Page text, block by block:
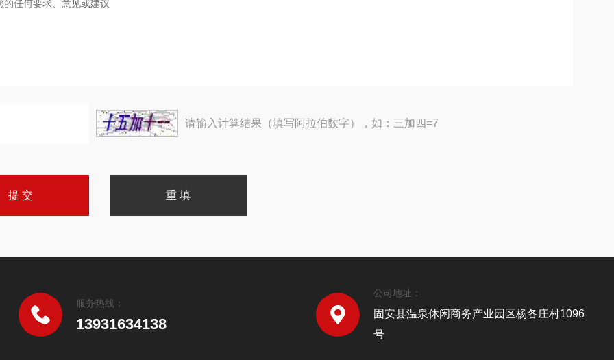
请输入计算结果（填写阿拉伯数字），如：三加四=7
服务热线：
13931634138
公司地址：
固安县温泉休闲商务产业园区杨各庄村1096
号